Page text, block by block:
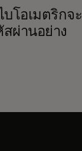
โอเมตริกจะ
ผ่านอย่าง